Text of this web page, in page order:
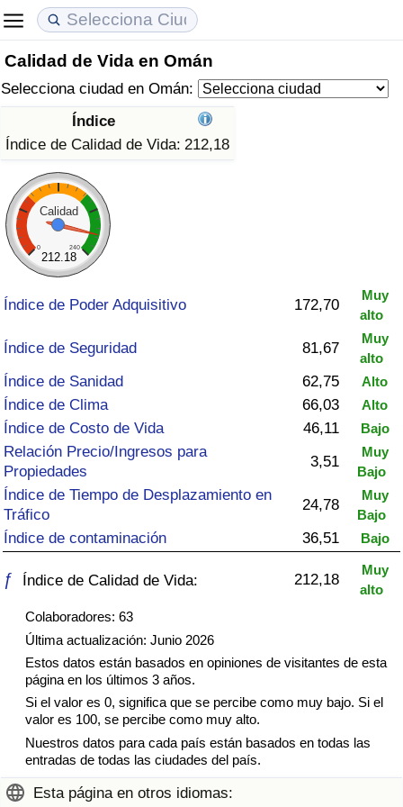
Calidad de Vida en Omán
Selecciona ciudad en Omán:
Índice
Índice de Calidad de Vida: 212,18
Calidad
0 240
212.18
Índice de Poder Adquisitivo 172,70
Muy
alto
Índice de Seguridad 81,67
Muy
alto
Índice de Sanidad 62,75 Alto
Índice de Clima 66,03 Alto
Índice de Costo de Vida 46,11 Bajo
Relación Precio/Ingresos para
Propiedades
3,51
Muy
Bajo
Índice de Tiempo de Desplazamiento en
Tráfico
24,78
Muy
Bajo
Índice de contaminación 36,51 Bajo
ƒ Índice de Calidad de Vida: 212,18
Muy
alto
Colaboradores: 63
Última actualización: Junio 2026
Estos datos están basados en opiniones de visitantes de esta
página en los últimos 3 años.
Si el valor es 0, significa que se percibe como muy bajo. Si el
valor es 100, se percibe como muy alto.
Nuestros datos para cada país están basados en todas las
entradas de todas las ciudades del país.
Esta página en otros idiomas:
Coste de vida
Índice de Costo de Vida (Actual)
Índice de Costo de Vida
Índice de costo de vida por país
en aqaba
Precios de las propiedades
Índice de Precios de Inmuebles (Actual)
Índice de Precios de Inmuebles
Índice de Precios de Inmuebles por País
Calidad de Vida
Índice de Calidad de Vida
Índice de Calidad de Vida (Actual)
Índice de calidad de vida por país
Delincuencia
Calificación del Índice de Criminalidad
Índice de criminalidad por país
Sanidad
Índice de Sanidad (Actual)
Índice de Sanidad
Contaminación
Índice de Contaminación (Actual)
Índice de contaminación
Índice de Contaminación por País